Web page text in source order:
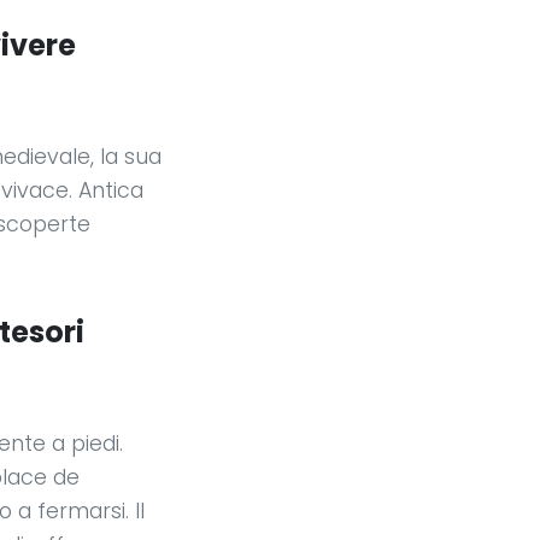
la sua
Antica
a piedi.
de
a fermarsi. Il